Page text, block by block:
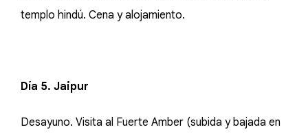
templo hindú. Cena y alojamiento.
Día 5. Jaipur
Desayuno. Visita al Fuerte Amber (subida y bajada en